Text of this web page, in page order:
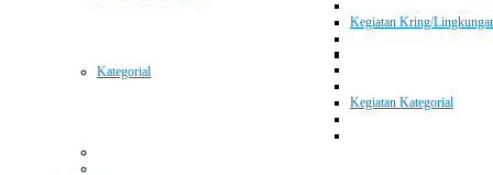
Kegiatan Kring/
Kategorial
Kegiatan Kategorial